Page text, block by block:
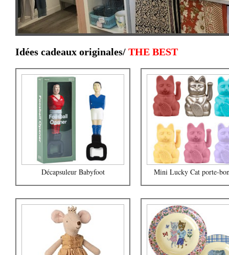
Idées cadeaux originales/ THE BEST
Décapsuleur Babyfoot Mini Lucky Cat porte-